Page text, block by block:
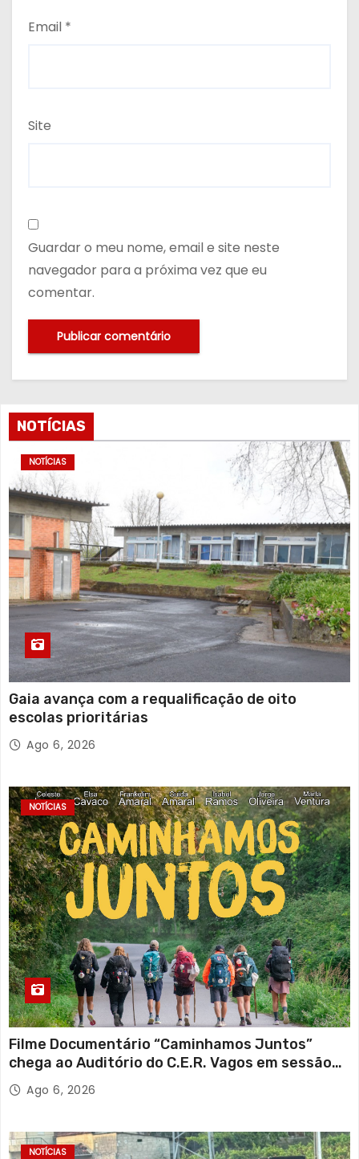
Email *
Site
Guardar o meu nome, email e site neste
navegador para a próxima vez que eu
comentar.
NOTÍCIAS
NOTÍCIAS
Gaia avança com a requalificação de oito
escolas prioritárias
Ago 6, 2026
NOTÍCIAS
Filme Documentário “Caminhamos Juntos”
chega ao Auditório do C.E.R. Vagos em sessão
solidária
Ago 6, 2026
NOTÍCIAS